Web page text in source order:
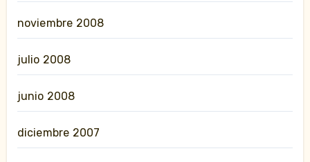
noviembre 2008
julio 2008
junio 2008
diciembre 2007